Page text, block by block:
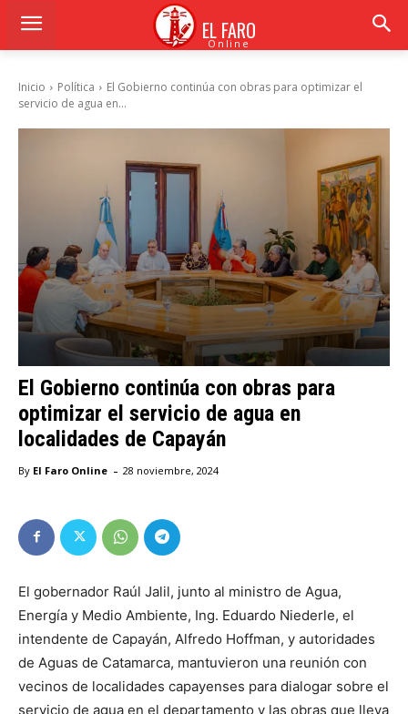
EL FARO
Online
Inicio Política
El Gobierno continúa con obras para optimizar el
servicio de agua en...
El Gobierno continúa con obras para
optimizar el servicio de agua en
localidades de Capayán
By El Faro Online - 28 noviembre, 2024
El gobernador Raúl Jalil, junto al ministro de Agua,
Energía y Medio Ambiente, Ing. Eduardo Niederle, el
intendente de Capayán, Alfredo Hoffman, y autoridades
de Aguas de Catamarca, mantuvieron una reunión con
vecinos de localidades capayenses para dialogar sobre el
servicio de agua en el departamento y las obras que lleva